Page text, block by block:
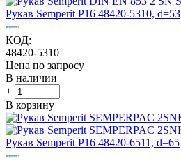
Рукав Semperit P16 48420-5310, d=53
КОД:
48420-5310
Цена по запросу
В наличии
+
−
В корзину
Рукав Semperit P16 48420-6511, d=65